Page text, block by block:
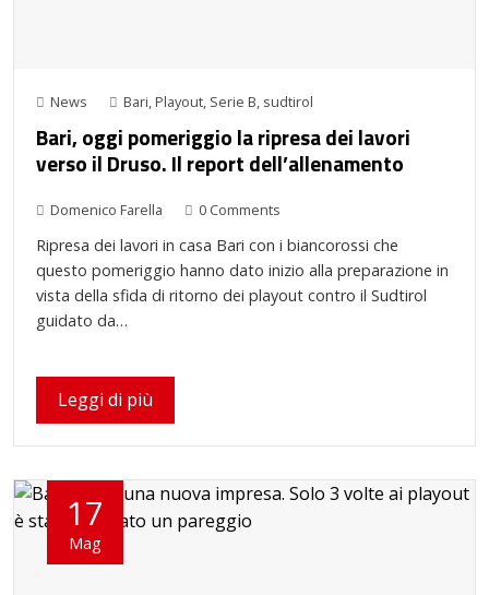
News Bari, Playout, Serie B, sudtirol
Bari, oggi pomeriggio la ripresa dei lavori
verso il Druso. Il report dell’allenamento
Domenico Farella 0 Comments
Ripresa dei lavori in casa Bari con i biancorossi che
questo pomeriggio hanno dato inizio alla preparazione in
vista della sfida di ritorno dei playout contro il Sudtirol
guidato da…
Leggi di più
17
Mag